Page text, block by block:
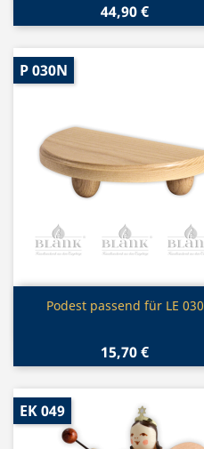
44,90 €
Vorschau
Podest passend für LE 030
15,70 €
P 030N
EK 049